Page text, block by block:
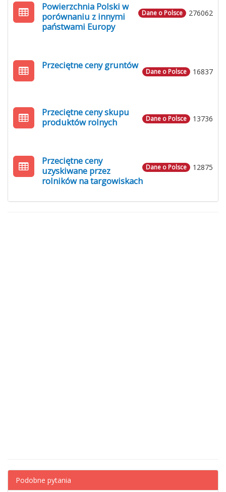
276062
Dane o Polsce
Powierzchnia Polski w
porównaniu z innymi
państwami Europy
16837
Dane o Polsce
Przeciętne ceny gruntów
13736
Dane o Polsce
Przeciętne ceny skupu
produktów rolnych
12875
Dane o Polsce
Przeciętne ceny
uzyskiwane przez
rolników na targowiskach
Podobne pytania